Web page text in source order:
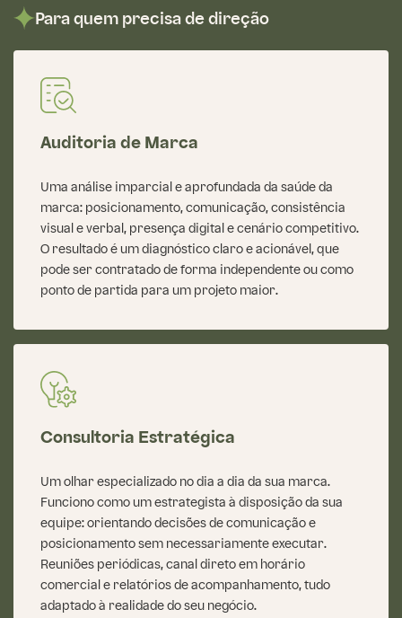
Para quem precisa de direção
Auditoria de Marca
Uma análise imparcial e aprofundada da saúde da
marca: posicionamento, comunicação, consistência
visual e verbal, presença digital e cenário competitivo.
O resultado é um diagnóstico claro e acionável, que
pode ser contratado de forma independente ou como
ponto de partida para um projeto maior.
Consultoria Estratégica
Um olhar especializado no dia a dia da sua marca.
Funciono como um estrategista à disposição da sua
equipe: orientando decisões de comunicação e
posicionamento sem necessariamente executar.
Reuniões periódicas, canal direto em horário
comercial e relatórios de acompanhamento, tudo
adaptado à realidade do seu negócio.